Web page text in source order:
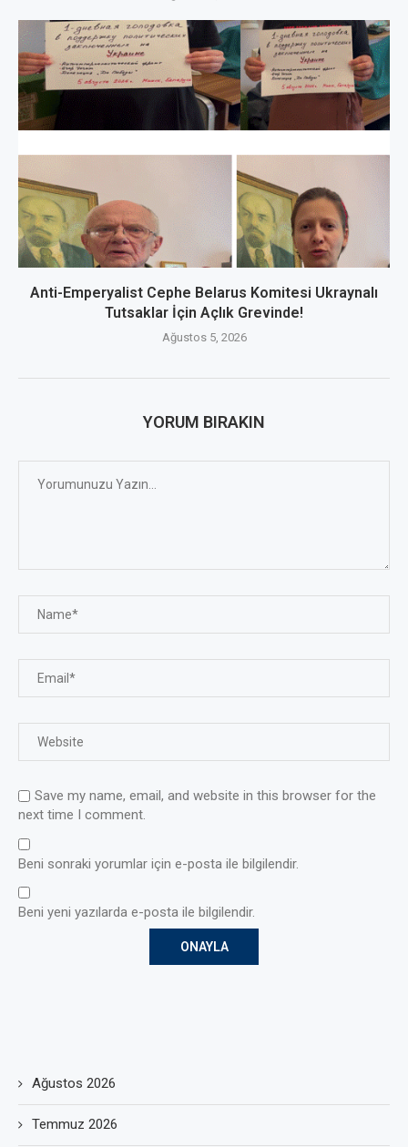
Anti-Emperyalist Cephe Belarus Komitesi Ukraynalı
Tutsaklar İçin Açlık Grevinde!
Ağustos 5, 2026
YORUM BIRAKIN
Save my name, email, and website in this browser for the
next time I comment.
Beni sonraki yorumlar için e-posta ile bilgilendir.
Beni yeni yazılarda e-posta ile bilgilendir.
Ağustos 2026
Temmuz 2026